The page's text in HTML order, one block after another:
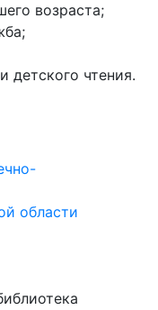
возраста;
детского чтения.
области